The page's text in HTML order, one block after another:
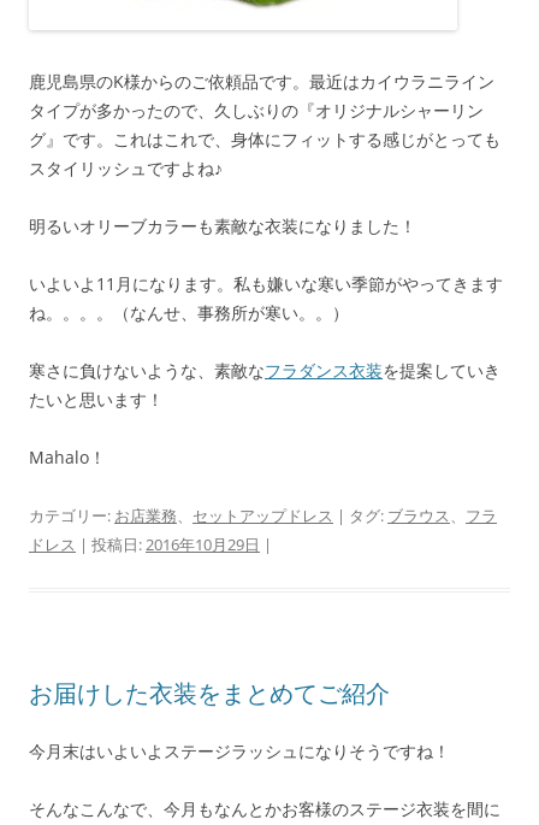
鹿児島県のK様からのご依頼品です。最近はカイウラニライン
タイプが多かったので、久しぶりの『オリジナルシャーリン
グ』です。これはこれで、身体にフィットする感じがとっても
スタイリッシュですよね♪
明るいオリーブカラーも素敵な衣装になりました！
いよいよ11月になります。私も嫌いな寒い季節がやってきます
ね。。。。（なんせ、事務所が寒い。。）
寒さに負けないような、素敵なフラダンス衣装を提案していき
たいと思います！
Mahalo！
カテゴリー: お店業務、 セットアップドレス | タグ: ブラウス、 フラ
ドレス | 投稿日:2016年10月29日 |
お届けした衣装をまとめてご紹介
今月末はいよいよステージラッシュになりそうですね！
そんなこんなで、今月もなんとかお客様のステージ衣装を間に